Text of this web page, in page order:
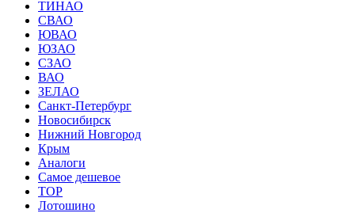
ТИНАО
СВАО
ЮВАО
ЮЗАО
СЗАО
ВАО
ЗЕЛАО
Санкт-Петербург
Новосибирск
Нижний Новгород
Крым
Аналоги
Самое дешевое
TOP
Лотошино